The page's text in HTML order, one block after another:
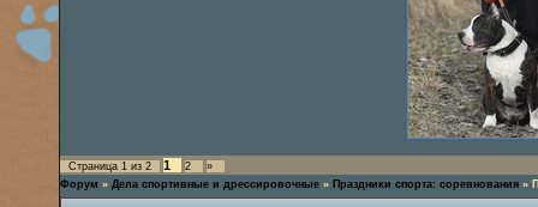
Страница 1 из 2 1 2
»
Форум » Дела спортивные и дрессировочные » Праздники спорта: соревнования »